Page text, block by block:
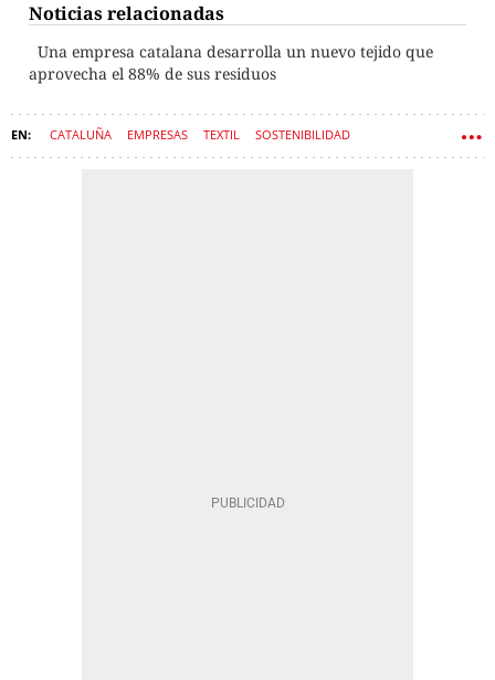
Noticias relacionadas
Una empresa catalana desarrolla un nuevo tejido que
aprovecha el 88% de sus residuos
CATALUÑA EMPRESAS TEXTIL SOSTENIBILIDAD